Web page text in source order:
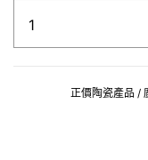
正價陶瓷產品 /